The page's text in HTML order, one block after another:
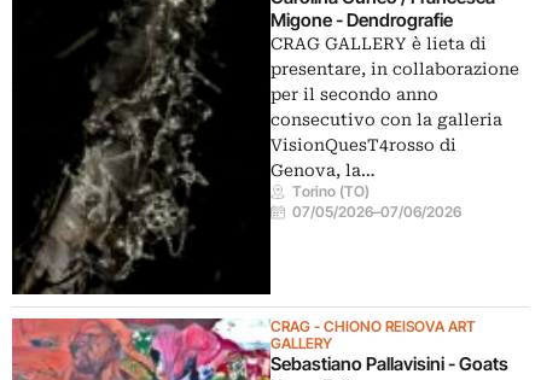
Migone - Dendrografie
CRAG GALLERY è lieta di
presentare, in collaborazione
per il secondo anno
consecutivo con la galleria
VisionQuesT4rosso di
Genova, la…
Torino (TO)
07/05/2026–07/06/2026
CRAG - CHIONO REISOVA ART
GALLERY
Sebastiano Pallavisini - Goats